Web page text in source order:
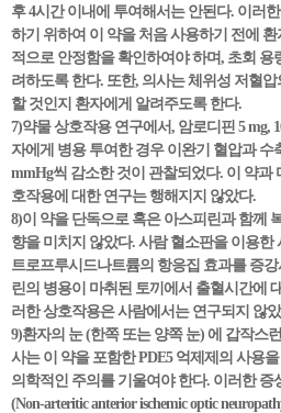
후 4시간 이내에 투여해서는 안된다. 이러
하기 위하여 이 약을 처음 사용하기 전에
적으로 안정함을 확인하여야 하며, 초회
려하도록 한다. 또한, 의사는 체위성 저혈
할 것인지 환자에게 알려주도록 한다.
7)약물 상호작용 연구에서, 암로디핀 5 mg,
자에게 병용 투여한 경우 이완기 혈압과 수
mmHg씩 감소한 것이 관찰되었다. 이 약과
호작용에 대한 연구는 행해지지 않았다.
8)이 약을 단독으로 혹은 아스피린과 함께
향을 미치지 않았다. 사람 혈소판을 이용한
트로프루시드나트륨의 항응집 효과를 증
린의 병용이 마취된 토끼에서 출혈시간에
러한 상호작용은 사람에서는 연구되지 않
9)환자의 눈 (한쪽 또는 양쪽 눈) 에 갑작스
사는 이 약을 포함한 PDE5 억제제의 사용
의학적인 주의를 기울여야 한다. 이러한
(Non-arteritic anterior ischemic optic